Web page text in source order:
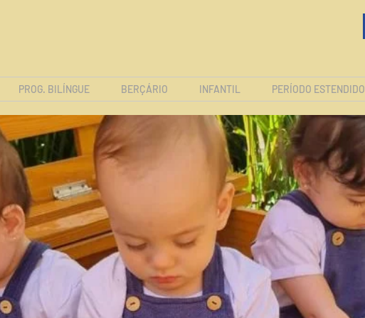
PROG. BILÍNGUE BERÇÁRIO INFANTIL PERÍODO ESTENDIDO